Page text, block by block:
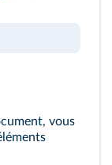
, vous